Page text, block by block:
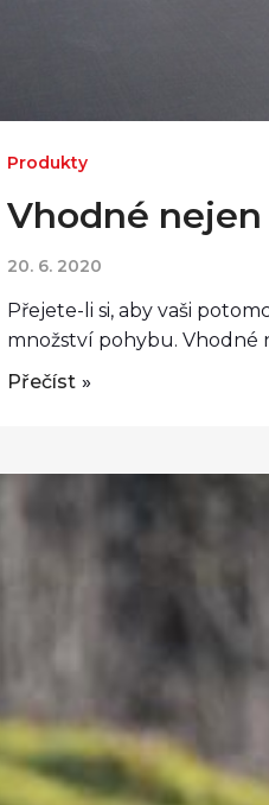
Produkty
Vhodné
20. 6. 2020
Přejete-li si, aby vaši
množství pohybu. Vhodné
Přečíst